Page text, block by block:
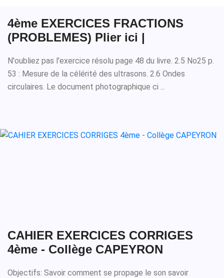
4ème EXERCICES FRACTIONS
(PROBLEMES) Plier ici |
N'oubliez pas l'exercice résolu page 48 du livre. 2.5 No25 p.
53 : Mesure de la célérité des ultrasons. 2.6 Ondes
circulaires. Le document photographique ci ...
CAHIER EXERCICES CORRIGES
4ème - Collège CAPEYRON
Objectifs: Savoir comment se propage le son savoir